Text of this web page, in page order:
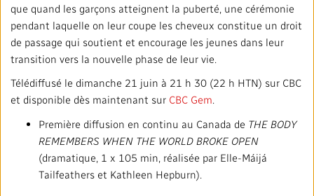
que quand les garçons atteignent la puberté, une cérémonie
pendant laquelle on leur coupe les cheveux constitue un droit
de passage qui soutient et encourage les jeunes dans leur
transition vers la nouvelle phase de leur vie.
Télédiffusé le dimanche 21 juin à 21 h 30 (22 h HTN) sur CBC
et disponible dès maintenant sur CBC Gem.
Première diffusion en continu au Canada de THE BODY
REMEMBERS WHEN THE WORLD BROKE OPEN
(dramatique, 1 x 105 min, réalisée par Elle-Máijá
Tailfeathers et Kathleen Hepburn).